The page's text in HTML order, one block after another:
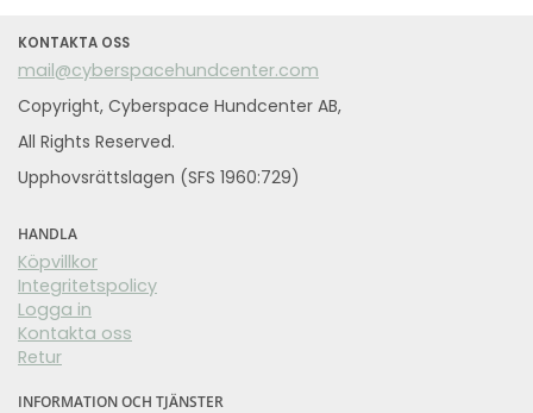
KONTAKTA OSS
mail@cyberspacehundcenter.com
Copyright, Cyberspace Hundcenter AB,
All Rights Reserved.
Upphovsrättslagen (SFS 1960:729)
HANDLA
Köpvillkor
Integritetspolicy
Logga in
Kontakta oss
Retur
INFORMATION OCH TJÄNSTER